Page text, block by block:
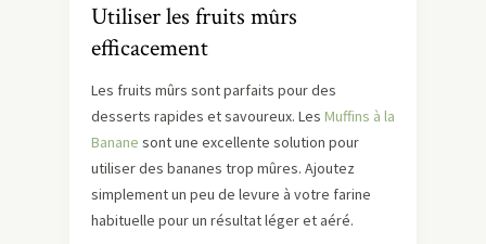
Utiliser les fruits mûrs
efficacement
Les fruits mûrs sont parfaits pour des
desserts rapides et savoureux. Les Muffins à la
Banane sont une excellente solution pour
utiliser des bananes trop mûres. Ajoutez
simplement un peu de levure à votre farine
habituelle pour un résultat léger et aéré.